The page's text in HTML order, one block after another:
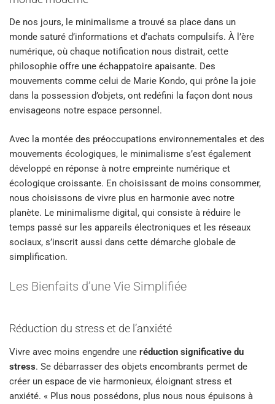
De nos jours, le minimalisme a trouvé sa place dans un
monde saturé d’informations et d’achats compulsifs. À l’ère
numérique, où chaque notification nous distrait, cette
philosophie offre une échappatoire apaisante. Des
mouvements comme celui de Marie Kondo, qui prône la joie
dans la possession d’objets, ont redéfini la façon dont nous
envisageons notre espace personnel.
Avec la montée des préoccupations environnementales et des
mouvements écologiques, le minimalisme s’est également
développé en réponse à notre empreinte numérique et
écologique croissante. En choisissant de moins consommer,
nous choisissons de vivre plus en harmonie avec notre
planète. Le minimalisme digital, qui consiste à réduire le
temps passé sur les appareils électroniques et les réseaux
sociaux, s’inscrit aussi dans cette démarche globale de
simplification.
Les Bienfaits d’une Vie Simplifiée
Réduction du stress et de l’anxiété
Vivre avec moins engendre une réduction significative du
stress. Se débarrasser des objets encombrants permet de
créer un espace de vie harmonieux, éloignant stress et
anxiété. « Plus nous possédons, plus nous nous épuisons à